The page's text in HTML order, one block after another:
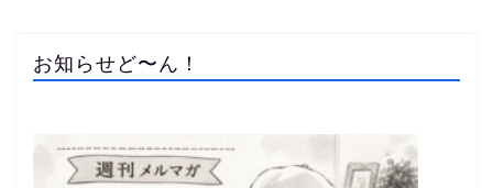
お知らせど〜ん！